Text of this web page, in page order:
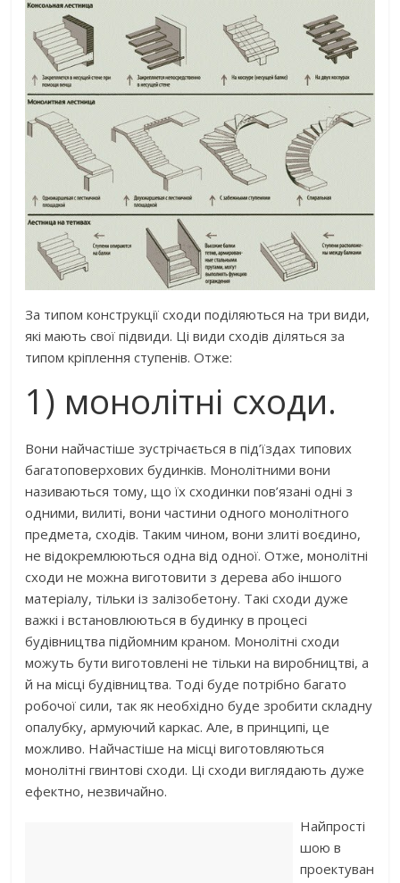
За типом конструкції сходи поділяються на три види,
які мають свої підвиди. Ці види сходів діляться за
типом кріплення ступенів. Отже:
1) монолітні сходи.
Вони найчастіше зустрічається в під’їздах типових
багатоповерхових будинків. Монолітними вони
називаються тому, що їх сходинки пов’язані одні з
одними, вилиті, вони частини одного монолітного
предмета, сходів. Таким чином, вони злиті воєдино,
не відокремлюються одна від одної. Отже, монолітні
сходи не можна виготовити з дерева або іншого
матеріалу, тільки із залізобетону. Такі сходи дуже
важкі і встановлюються в будинку в процесі
будівництва підйомним краном. Монолітні сходи
можуть бути виготовлені не тільки на виробництві, а
й на місці будівництва. Тоді буде потрібно багато
робочої сили, так як необхідно буде зробити складну
опалубку, армуючий каркас. Але, в принципі, це
можливо. Найчастіше на місці виготовляються
монолітні гвинтові сходи. Ці сходи виглядають дуже
ефектно, незвичайно.
Найпрості
шою в
проектуван